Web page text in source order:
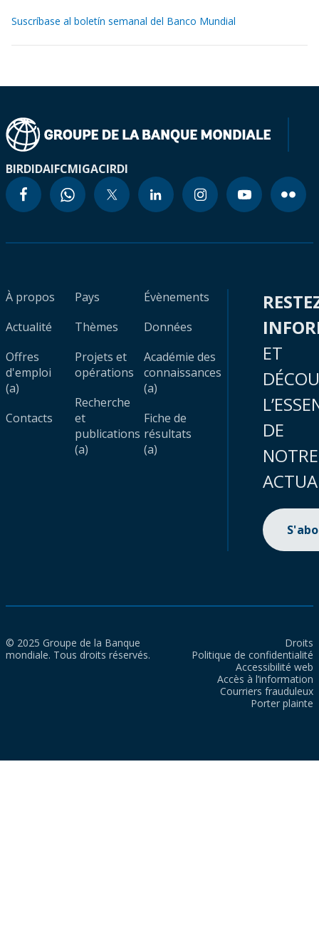
Suscríbase al boletín semanal del Banco Mundial
BIRDIDAIFCMIGACIRDI
À propos
Actualité
Offres
d'emploi
(a)
Contacts
Pays
Thèmes
Projets et
opérations
Recherche
et
publications
(a)
Évènements
Données
Académie des
connaissances
(a)
Fiche de
résultats
(a)
ET
DE
NOTRE
© 2025 Groupe de la Banque
mondiale. Tous droits réservés.
Droits
Politique de confidentialité
Accessibilité web
Accès à l’information
Courriers frauduleux
Porter plainte